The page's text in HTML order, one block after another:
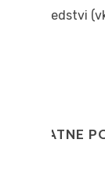
sredstvi
DODATNE